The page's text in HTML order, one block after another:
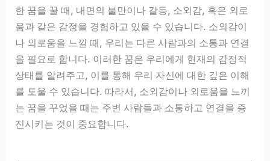
한 꿈을 꿀 때, 내면의 불만이나 갈등, 소외감, 혹은 외로
움과 같은 감정을 경험하고 있을 수 있습니다. 소외감이
나 외로움을 느낄 때, 우리는 다른 사람과의 소통과 연결
을 필요로 합니다. 이러한 꿈은 우리에게 현재의 감정적
상태를 알려주고, 이를 통해 우리 자신에 대한 깊은 이해
를 도울 수 있습니다. 따라서, 소외감이나 외로움을 느끼
는 꿈을 꾸었을 때는 주변 사람들과 소통하고 연결을 증
진시키는 것이 중요합니다.